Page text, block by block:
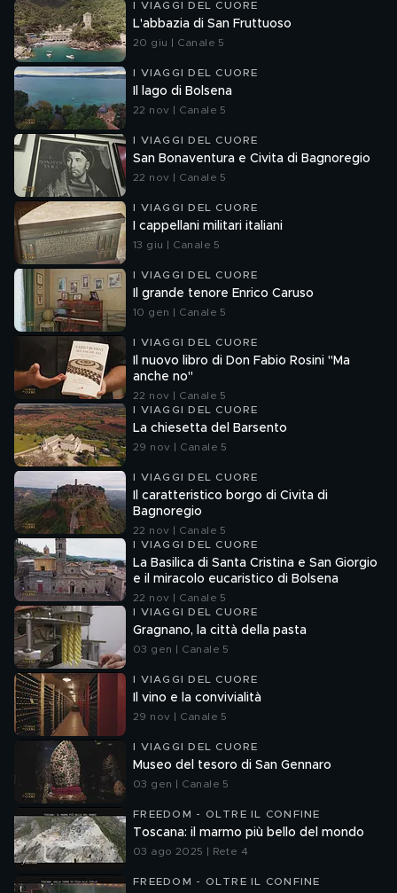
I VIAGGI DEL CUORE
L'abbazia di San Fruttuoso
20 giu | Canale 5
I VIAGGI DEL CUORE
Il lago di Bolsena
22 nov | Canale 5
I VIAGGI DEL CUORE
San Bonaventura e Civita di Bagnoregio
22 nov | Canale 5
I VIAGGI DEL CUORE
I cappellani militari italiani
13 giu | Canale 5
I VIAGGI DEL CUORE
Il grande tenore Enrico Caruso
10 gen | Canale 5
I VIAGGI DEL CUORE
Il nuovo libro di Don Fabio Rosini "Ma
anche no"
22 nov | Canale 5
I VIAGGI DEL CUORE
La chiesetta del Barsento
29 nov | Canale 5
I VIAGGI DEL CUORE
Il caratteristico borgo di Civita di
Bagnoregio
22 nov | Canale 5
I VIAGGI DEL CUORE
La Basilica di Santa Cristina e San Giorgio
e il miracolo eucaristico di Bolsena
22 nov | Canale 5
I VIAGGI DEL CUORE
Gragnano, la città della pasta
03 gen | Canale 5
I VIAGGI DEL CUORE
Il vino e la convivialità
29 nov | Canale 5
I VIAGGI DEL CUORE
Museo del tesoro di San Gennaro
03 gen | Canale 5
FREEDOM - OLTRE IL CONFINE
Toscana: il marmo più bello del mondo
03 ago 2025 | Rete 4
FREEDOM - OLTRE IL CONFINE